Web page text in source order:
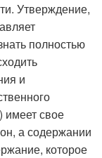
Утверждение,
полностью
и
свое
а содержании
которое